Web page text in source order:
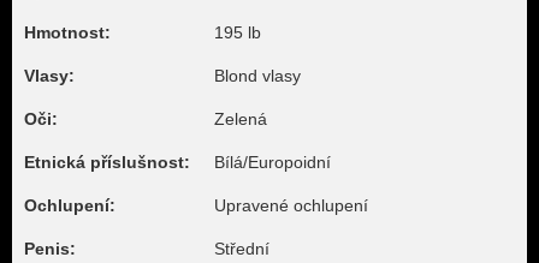
Hmotnost: 195 lb
Vlasy: Blond vlasy
Oči: Zelená
Etnická příslušnost: Bílá/Europoidní
Ochlupení: Upravené ochlupení
Penis: Střední